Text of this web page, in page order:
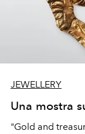
JEWELLERY
Una mostra
"Gold and